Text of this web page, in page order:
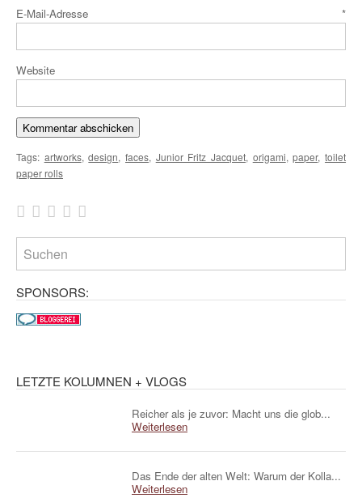
E-Mail-Adresse *
Website
Tags: artworks,design,faces, Junior Fritz Jacquet, origami,paper,toilet
paper rolls
SPONSORS:
LETZTE KOLUMNEN + VLOGS
Reicher als je zuvor: Macht uns die glob...
Weiterlesen
Das Ende der alten Welt: Warum der Kolla...
Weiterlesen